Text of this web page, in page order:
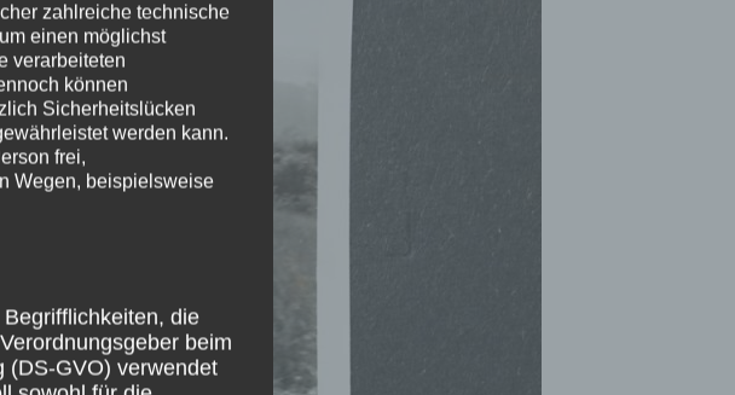
zahlreiche technische
einen möglichst
verarbeiteten
können
Sicherheitslücken
werden kann.
frei,
Wegen, beispielsweise
die
beim
(DS-GVO) verwendet